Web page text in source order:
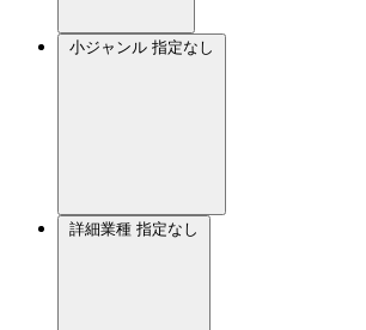
小ジャンル 指定なし
詳細業種 指定なし